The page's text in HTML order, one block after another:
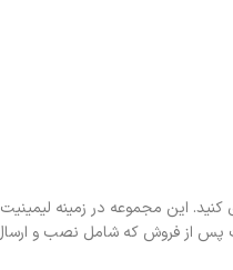
کنید. این مجموعه در زمینه
از فروش که شامل نصب و ارسال